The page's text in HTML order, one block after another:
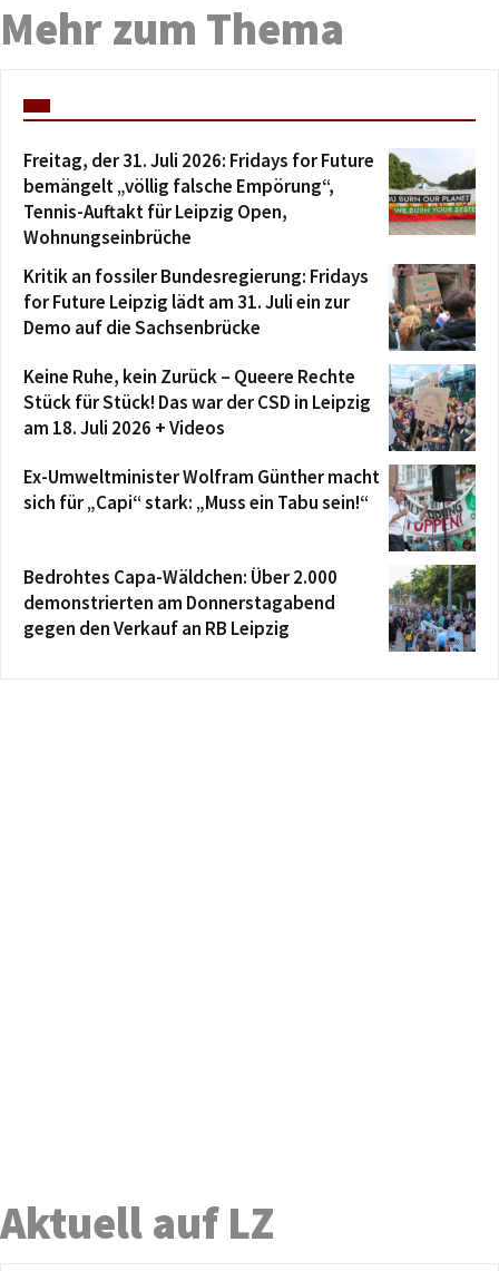
Mehr zum Thema
Freitag, der 31. Juli 2026: Fridays for Future
bemängelt „völlig falsche Empörung“,
Tennis-Auftakt für Leipzig Open,
Wohnungseinbrüche
Kritik an fossiler Bundesregierung: Fridays
for Future Leipzig lädt am 31. Juli ein zur
Demo auf die Sachsenbrücke
Keine Ruhe, kein Zurück – Queere Rechte
Stück für Stück! Das war der CSD in Leipzig
am 18. Juli 2026 + Videos
Ex-Umweltminister Wolfram Günther macht
sich für „Capi“ stark: „Muss ein Tabu sein!“
Bedrohtes Capa-Wäldchen: Über 2.000
demonstrierten am Donnerstagabend
gegen den Verkauf an RB Leipzig
Aktuell auf LZ